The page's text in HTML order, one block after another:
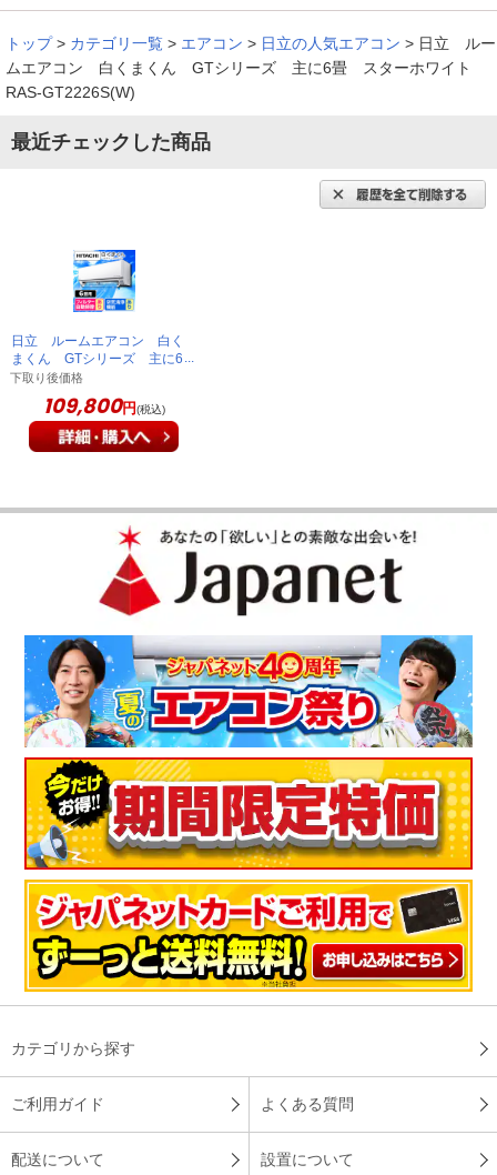
清潔、シンプル、操作も簡単なエアコンだと思いました。
凍結洗浄が気に入りました。
とても助かります。
良く冷えます
別に日立のエアコンを使用していて、信頼感がある。古くなっ
れるのが楽です。
徳島県60代
今年の夏は活躍してくれそうです
我が家にとって、３台目の白くまくん設置となりました。期待
通りの涼しさで、デザインもスッキリしており今年の夏は、活
躍してくれそうです！
（京都府40代K.K様）
買い替え時期もあり決めました
買い替え時期もあり決めました。空気清浄機能と見張り機能が
いいと思います。
思い切って取り替えて本当に良かったで
日立のエアコン白くまくんがいいなと思っていたので購入。自
トップ > カテゴリ一覧 > エアコン > 日立の人気エアコン > 日立 ルー
ムエアコン 白くまくん GTシリーズ 主に6畳 スターホワイト
RAS-GT2226S(W)
最近チェックした商品
日立 ルームエアコン 白く
まくん GTシリーズ 主に6
畳 スターホワイト RAS-
GT2226S(W)
下取り後価格
109,800円(税込)
カテゴリから探す
ご利用ガイド よくある質問
配送について 設置について